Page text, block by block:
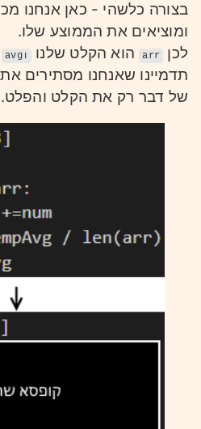
בצורה כלשהי - כאן אנחנו
ומוציאים את הממוצע שלו.
לכן
arr הוא הקלט שלנו וavg
תדמיינו שאנחנו מסתירים
של דבר רק את הקלט והפלט.